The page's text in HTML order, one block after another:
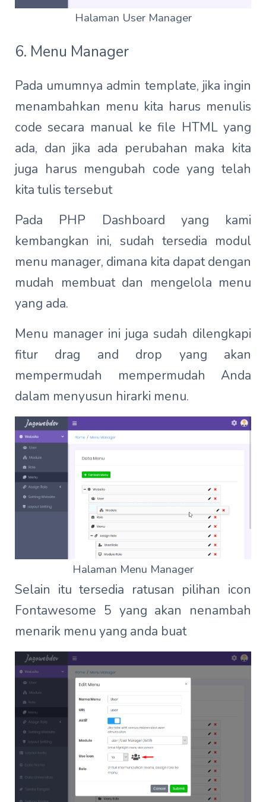
Halaman User Manager
6. Menu Manager
Pada umumnya admin template, jika ingin
menambahkan menu kita harus menulis
code secara manual ke file HTML yang
ada, dan jika ada perubahan maka kita
juga harus mengubah code yang telah
kita tulis tersebut
Pada PHP Dashboard yang kami
kembangkan ini, sudah tersedia modul
menu manager, dimana kita dapat dengan
mudah membuat dan mengelola menu
yang ada.
Menu manager ini juga sudah dilengkapi
fitur drag and drop yang akan
mempermudah mempermudah Anda
dalam menyusun hirarki menu.
Halaman Menu Manager
Selain itu tersedia ratusan pilihan icon
Fontawesome 5 yang akan nenambah
menarik menu yang anda buat